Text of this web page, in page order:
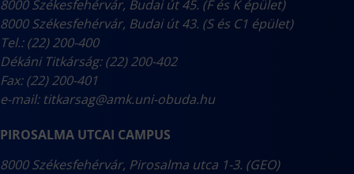
8000 Székesfehérvár, Budai út 45. (F és K épület)
8000 Székesfehérvár, Budai út 43. (S és C1 épület)
Tel.: (22) 200-400
Dékáni Titkárság: (22) 200-402
Fax: (22) 200-401
e-mail: titkarsag@amk.uni-obuda.hu
PIROSALMA UTCAI CAMPUS
8000 Székesfehérvár, Pirosalma utca 1-3. (GEO)